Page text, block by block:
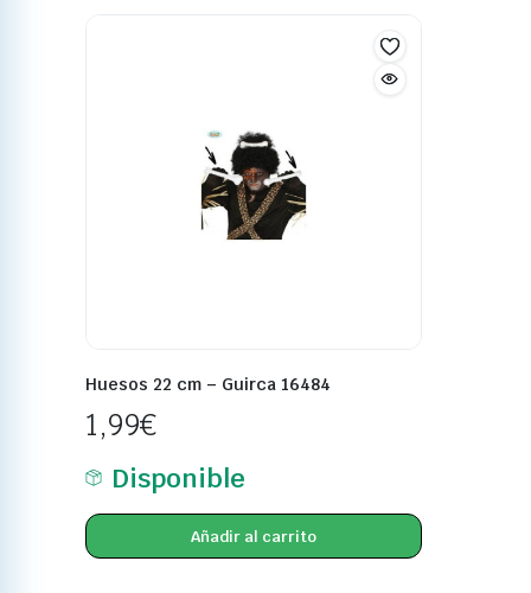
Huesos 22 cm – Guirca 16484
1,99€
Disponible
Añadir al carrito